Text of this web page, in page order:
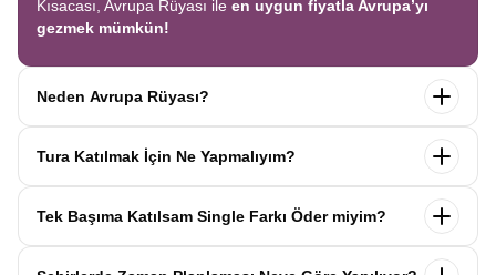
Kısacası, Avrupa Rüyası ile en uygun fiyatla Avrupa’yı
gezmek mümkün!
Neden Avrupa Rüyası?
tek seferde birçok
ülkeyikeşfedin! Ekstra tur ücreti yok, tüm geziler fiyata
ile Avrupa’yı en keyifli şekilde yaşayın.
Tura Katılmak İçin Ne Yapmalıyım?
seyahat sözleşmesinionaylayın.İlk taksitiödediğinizde
Tek Başıma Katılsam Single Farkı Öder miyim?